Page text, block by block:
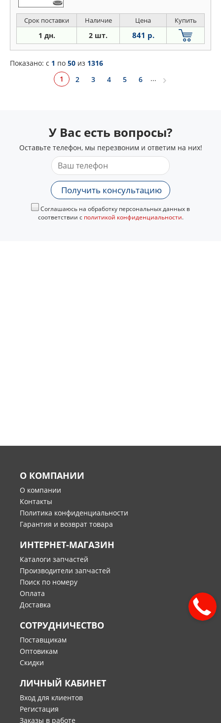
Срок поставки Наличие Цена Купить
1 дн. 2 шт. 841 р.
Показано: c 1 по 50 из 1316
1
2 3 4 5 6 ...
У Вас есть вопросы?
Оставьте телефон, мы перезвоним и ответим на них!
Получить консультацию
Соглашаюсь на обработку персональных данных в
соответствии с политикой конфиденциальности.
О КОМПАНИИ
О компании
Контакты
Политика конфиденциальности
Гарантия и возврат товара
ИНТЕРНЕТ-МАГАЗИН
Каталоги запчастей
Производители запчастей
Поиск по номеру
Оплата
Доставка
СОТРУДНИЧЕСТВО
Поставщикам
Оптовикам
Скидки
ЛИЧНЫЙ КАБИНЕТ
Вход для клиентов
Регистация
Заказы в работе